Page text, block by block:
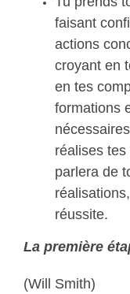
faisant
actions
croyant en
en tes
formations
réalises
parlera de
réussite.
La première
(Will Smith)